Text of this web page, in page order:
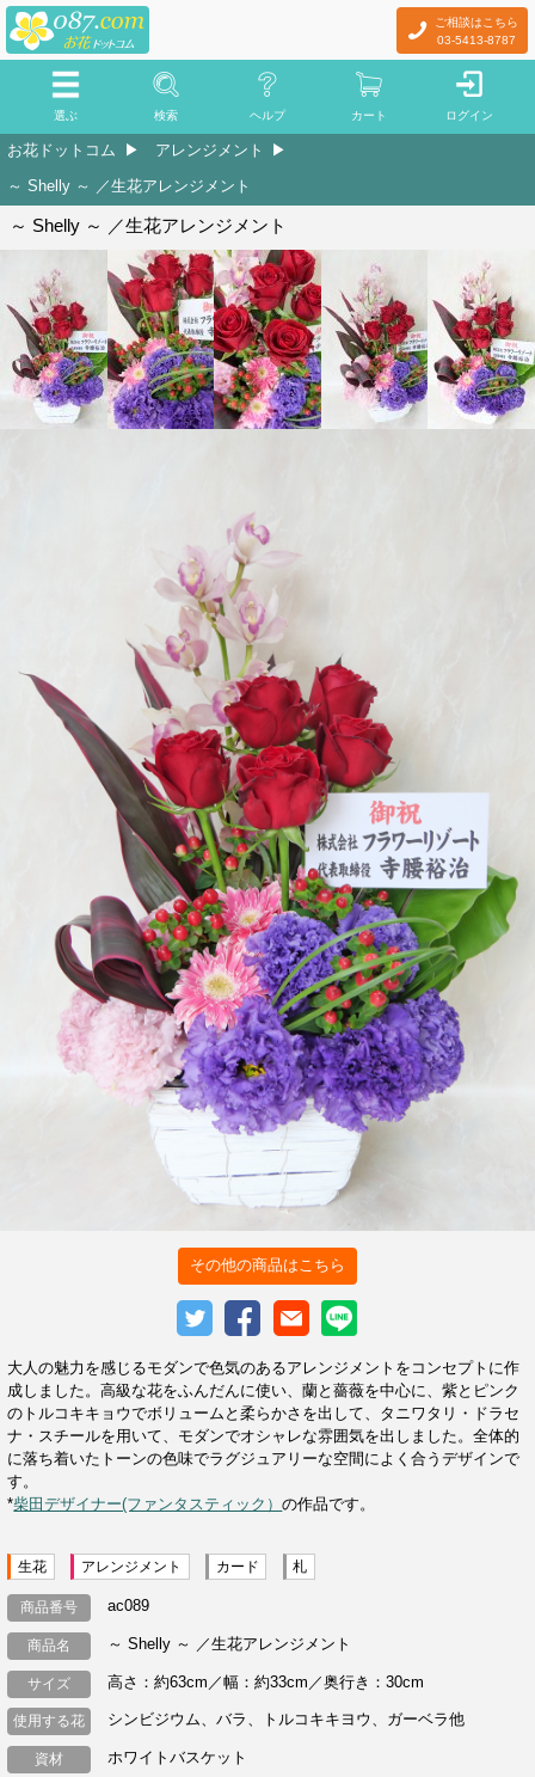
ご相談はこちら
03-5413-8787
選ぶ 検索 ヘルプ カート ログイン
お花ドットコム
アレンジメント
～ Shelly ～ ／生花アレンジメント
～ Shelly ～ ／生花アレンジメント
その他の商品はこちら
大人の魅力を感じるモダンで色気のあるアレンジメントをコンセプトに作
成しました。高級な花をふんだんに使い、蘭と薔薇を中心に、紫とピンク
のトルコキキョウでボリュームと柔らかさを出して、タニワタリ・ドラセ
ナ・スチールを用いて、モダンでオシャレな雰囲気を出しました。全体的
に落ち着いたトーンの色味でラグジュアリーな空間によく合うデザインで
す。
*柴田デザイナー(ファンタスティック）の作品です。
生花 アレンジメント カード 札
商品番号 ac089
商品名 ～ Shelly ～ ／生花アレンジメント
サイズ 高さ：約63cm／幅：約33cm／奥行き：30cm
使用する花 シンビジウム、バラ、トルコキキヨウ、ガーベラ他
資材 ホワイトバスケット